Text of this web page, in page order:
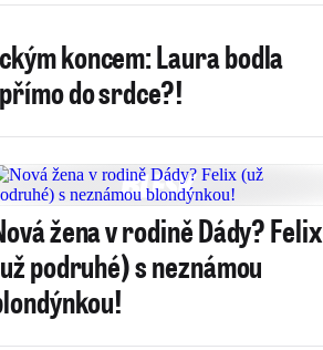
koncem: Laura bodla
do srdce?!
žena v rodině Dády? Felix
podruhé) s neznámou